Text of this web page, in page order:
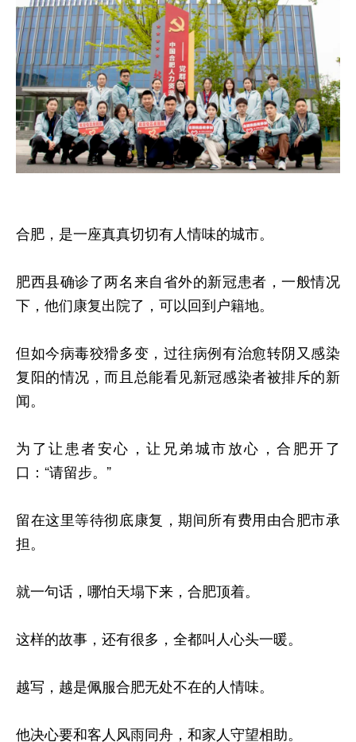
合肥，是一座真真切切有人情味的城市。
肥西县确诊了两名来自省外的新冠患者，一般情况
下，他们康复出院了，可以回到户籍地。
但如今病毒狡猾多变，过往病例有治愈转阴又感染
复阳的情况，而且总能看见新冠感染者被排斥的新
闻。
为了让患者安心，让兄弟城市放心，合肥开了
口：“请留步。”
留在这里等待彻底康复，期间所有费用由合肥市承
担。
就一句话，哪怕天塌下来，合肥顶着。
这样的故事，还有很多，全都叫人心头一暖。
越写，越是佩服合肥无处不在的人情味。
他决心要和客人风雨同舟，和家人守望相助。